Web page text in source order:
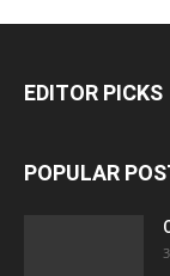
EDITOR PICKS
POPULAR